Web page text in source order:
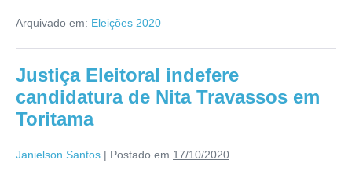
Arquivado em: Eleições 2020
Justiça Eleitoral indefere
candidatura de Nita Travassos em
Toritama
Janielson Santos | Postado em 17/10/2020